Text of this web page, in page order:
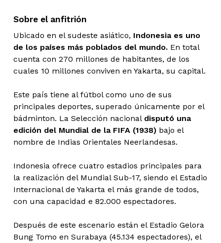
Sobre el anfitrión
Ubicado en el sudeste asiático, Indonesia es uno
de los países más poblados del mundo.En total
cuenta con 270 millones de habitantes, de los
cuales 10 millones conviven en Yakarta, su capital.
Este país tiene al fútbol como uno de sus
principales deportes, superado únicamente por el
bádminton. La Selección nacional disputó una
edición del Mundial de la FIFA (1938)bajo el
nombre de Indias Orientales Neerlandesas.
Indonesia ofrece cuatro estadios principales para
la realización del Mundial Sub-17, siendo el Estadio
Internacional de Yakarta el más grande de todos,
con una capacidad e 82.000 espectadores.
Después de este escenario están el Estadio Gelora
Bung Tomo en Surabaya (45.134 espectadores), el